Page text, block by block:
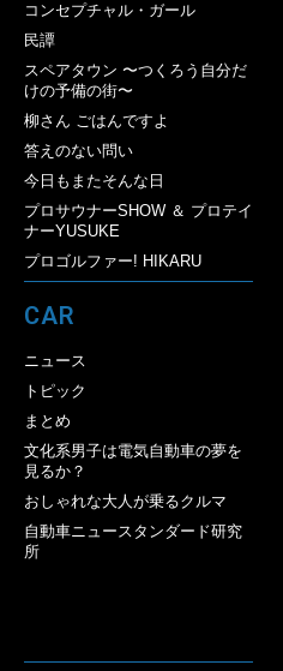
コンセプチャル・ガール
民譚
スペアタウン 〜つくろう自分だ
けの予備の街〜
柳さん ごはんですよ
答えのない問い
今日もまたそんな日
プロサウナーSHOW ＆ プロテイ
ナーYUSUKE
プロゴルファー! HIKARU
CAR
ニュース
トピック
まとめ
文化系男子は電気自動車の夢を
見るか？
おしゃれな大人が乗るクルマ
自動車ニュースタンダード研究
所